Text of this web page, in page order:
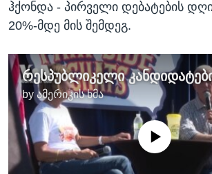
ჰქონდა - პირველი დებატების
20%-მდე მის შემდეგ.
by ამერიკის ხმა
No media source currently